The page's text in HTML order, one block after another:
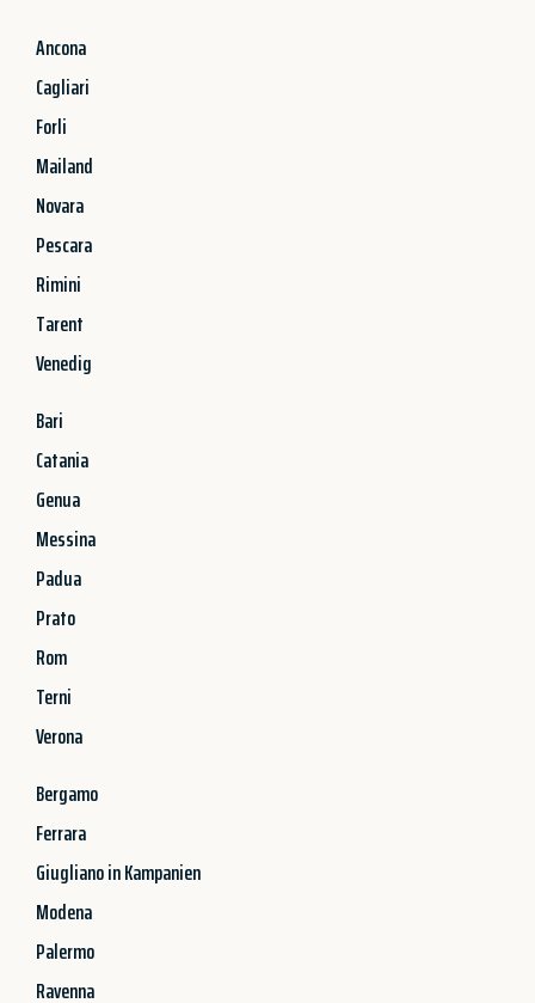
Ancona
Cagliari
Forli
Mailand
Novara
Pescara
Rimini
Tarent
Venedig
Bari
Catania
Genua
Messina
Padua
Prato
Rom
Terni
Verona
Bergamo
Ferrara
Giugliano in Kampanien
Modena
Palermo
Ravenna